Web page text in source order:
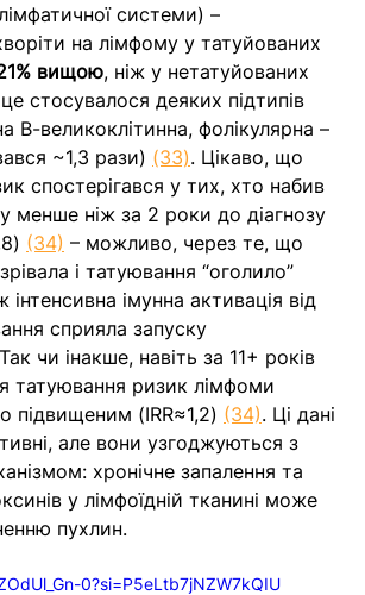
системи) –
на лімфому у татуйованих
вищою, ніж у нетатуйованих
стосувалося деяких підтипів
В-великоклітинна, фолікулярна –
~1,3 рази) (33). Цікаво, що
спостерігався у тих, хто набив
менше ніж за 2 роки до діагнозу
(34) – можливо, через те, що
і татуювання “оголило”
імунна активація від
сприяла запуску
чи інакше, навіть за 11+ років
татуювання ризик лімфоми
підвищеним (IRR≈1,2) (34). Ці дані
але вони узгоджуються з
хронічне запалення та
у лімфоїдній тканині може
пухлин.
0?si=P5eLtb7jNZW7kQIU